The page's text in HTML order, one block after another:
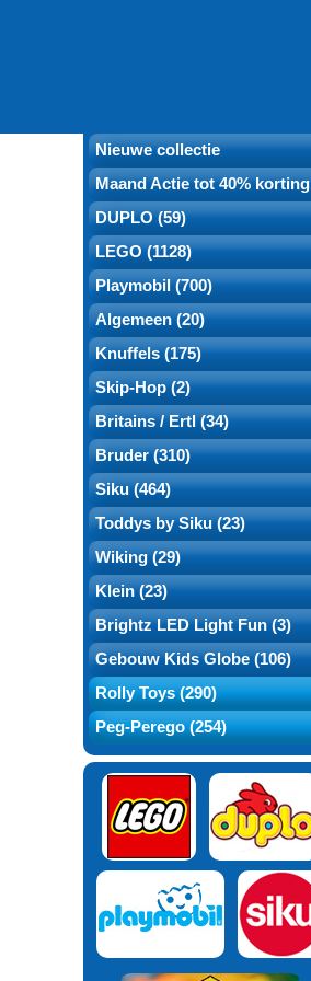
Nieuwe collectie
Maand Actie tot 40% korting
DUPLO (59)
LEGO (1128)
Playmobil (700)
Algemeen (20)
Knuffels (175)
Skip-Hop (2)
Britains / Ertl (34)
Bruder (310)
Siku (464)
Toddys by Siku (23)
Wiking (29)
Klein (23)
Brightz LED Light Fun (3)
Gebouw Kids Globe (106)
Rolly Toys (290)
Peg-Perego (254)